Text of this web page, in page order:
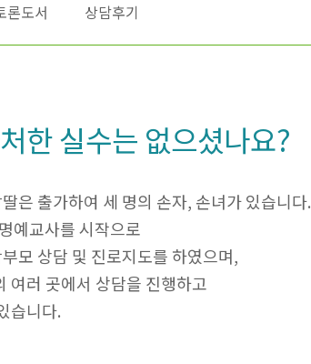
론도서 상담후기
한 실수는 없으셨나요?
은 출가하여 세 명의 손자, 손녀가 있습니다.
예교사를 시작으로
모 상담 및 진로지도를 하였으며,
여러 곳에서 상담을 진행하고
습니다.